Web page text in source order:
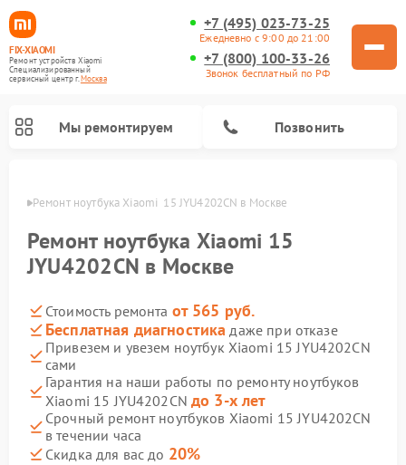
FIX-XIAOMI
Ремонт устройств Xiaomi
Специализированный
cервисный центр г.Москва
+7 (495) 023-73-25
Ежедневно с 9:00 до 21:00
+7 (800) 100-33-26
Звонок бесплатный по РФ
Мы ремонтируем Позвонить
Ремонт ноутбука Xiaomi  15 JYU4202CN в Москве
Ремонт ноутбука Xiaomi 15
JYU4202CN в Москве
Стоимость ремонта от 565 руб.
Бесплатная диагностика даже при отказе
Привезем и увезем ноутбук Xiaomi 15 JYU4202CN
сами
Гарантия на наши работы по ремонту ноутбуков
Xiaomi 15 JYU4202CN до 3-х лет
Срочный ремонт ноутбуков Xiaomi 15 JYU4202CN
в течении часа
Скидка для вас до 20%